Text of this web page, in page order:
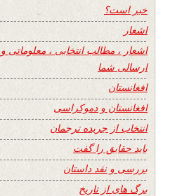
خبر است؟
اشعار
اشعار ، مطالب انتخابی ، معلوماتی و
ارسالی شما
افغانستان
افغانستان و دموکراسی
انتخاب از جریده ترجمان
باید حقایق را گفت
بررسی و نقد داستان
برگ های از تاریخ